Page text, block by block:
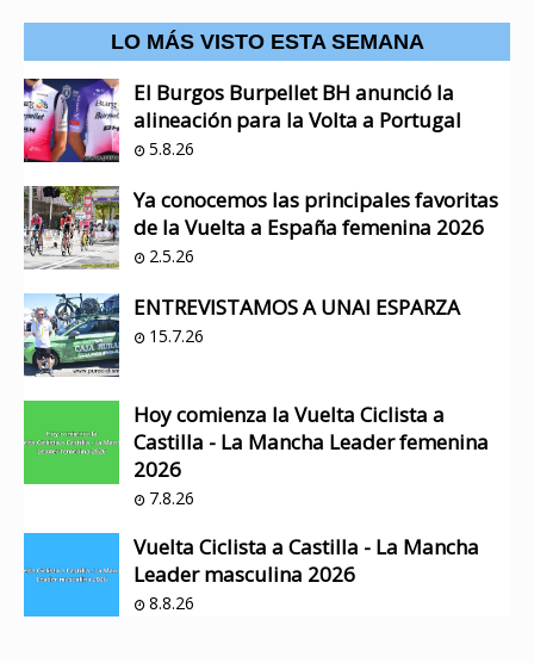
LO MÁS VISTO ESTA SEMANA
El Burgos Burpellet BH anunció la
alineación para la Volta a Portugal
5.8.26
Ya conocemos las principales favoritas
de la Vuelta a España femenina 2026
2.5.26
ENTREVISTAMOS A UNAI ESPARZA
15.7.26
Hoy comienza la Vuelta Ciclista a
Castilla - La Mancha Leader femenina
2026
7.8.26
Vuelta Ciclista a Castilla - La Mancha
Leader masculina 2026
8.8.26